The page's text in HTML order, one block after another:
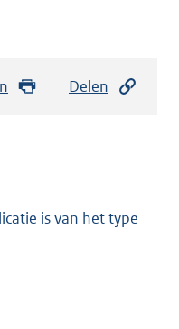
Delen
is van het type